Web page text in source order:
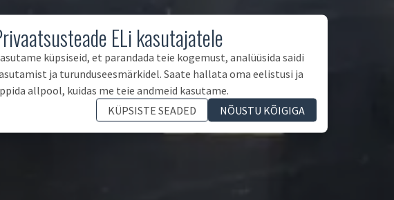
ELi kasutajatele
küpsiseid, et parandada teie kogemust, analüüsida saidi
ja turunduseesmärkidel. Saate hallata oma eelistusi ja
allpool, kuidas me teie andmeid kasutame.
KÜPSISTE SEADED
NÕUSTU KÕIGIGA